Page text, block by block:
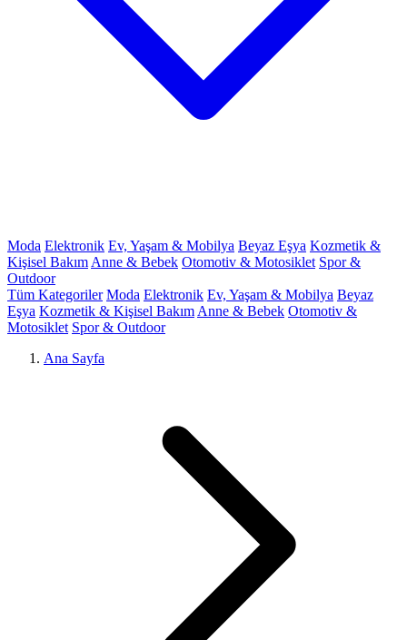
Moda Elektronik Ev, Yaşam & Mobilya Beyaz Eşya Kozmetik &
Kişisel Bakım Anne & Bebek Otomotiv & Motosiklet Spor &
Outdoor
Tüm Kategoriler Moda Elektronik Ev, Yaşam & Mobilya Beyaz
Eşya Kozmetik & Kişisel Bakım Anne & Bebek Otomotiv &
Motosiklet Spor & Outdoor
Ana Sayfa